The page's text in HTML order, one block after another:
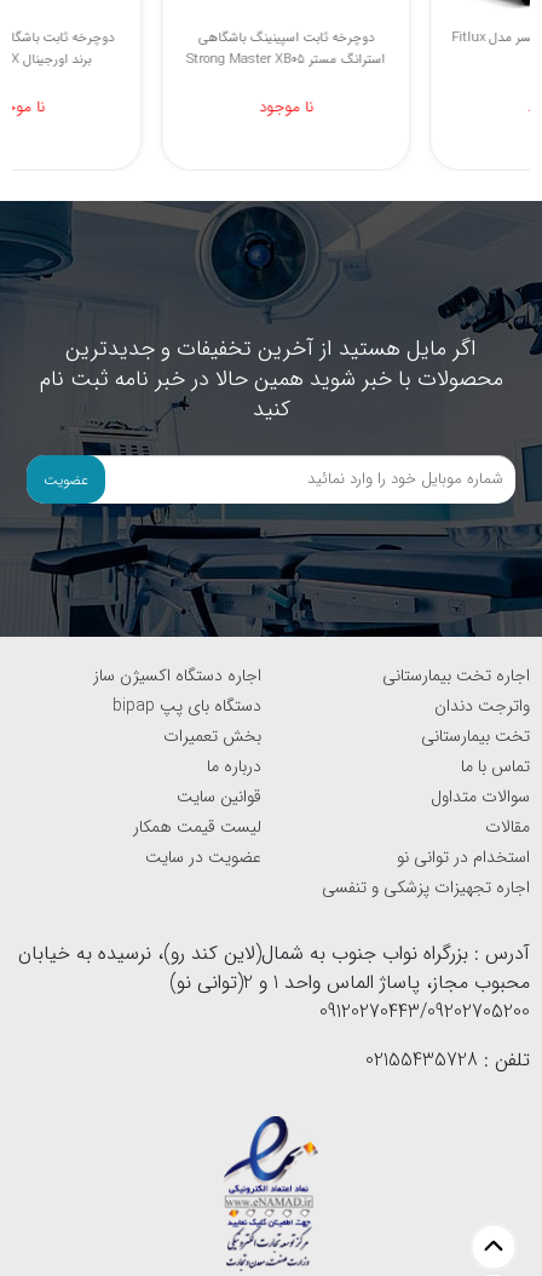
دوچرخه ثابت اسپینینگ باشگاهی
استرانگ مستر Strong Master XB05
دوچرخه ثابت جی کی اکسر مدل Fitlux
اگر مایل هستید از آخرین تخفیفات و جدیدترین
محصولات با خبر شوید همین حالا در خبر نامه ثبت نام
کنید
عضویت
اجاره تخت بیمارستانی
اجاره دستگاه اکسیژن ساز
واترجت دندان
دستگاه بای پپ bipap
تخت بیمارستانی
بخش تعمیرات
تماس با ما
درباره ما
سوالات متداول
قوانین سایت
مقالات
لیست قیمت همکار
استخدام در توانی نو
عضویت در سایت
اجاره تجهیزات پزشکی و تنفسی
آدرس : بزرگراه نواب جنوب به شمال(لاین کند رو)، نرسیده به خیابان
محبوب مجاز، پاساژ الماس واحد 1 و 2(توانی نو)
09120270443/09202705200
تلفن : 02155435728